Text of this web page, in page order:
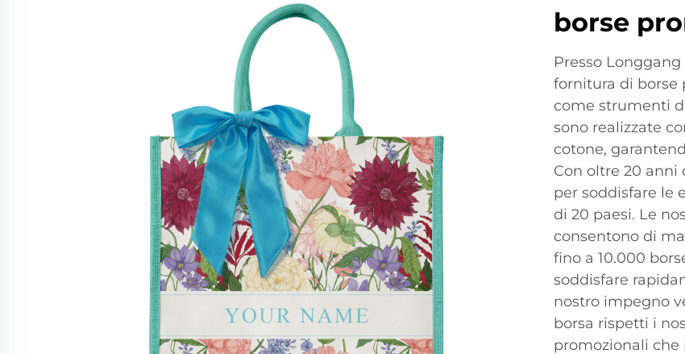
borse
Presso
fornitura di borse
come strumenti
sono realizzate
cotone,
Con oltre 20
per soddisfare le
di 20 paesi. Le
consentono di
fino a 10.000
soddisfare
nostro impegno
borsa rispetti i
promozionali che